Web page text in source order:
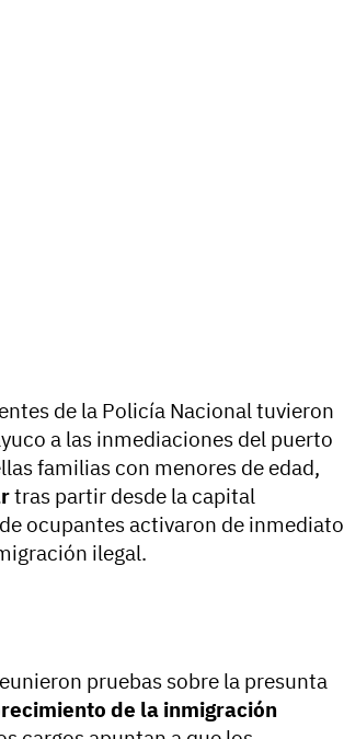
de la Policía Nacional tuvieron
a las inmediaciones del puerto
familias con menores de edad,
tras partir desde la capital
ocupantes activaron de inmediato
ilegal.
pruebas sobre la presunta
de la inmigración